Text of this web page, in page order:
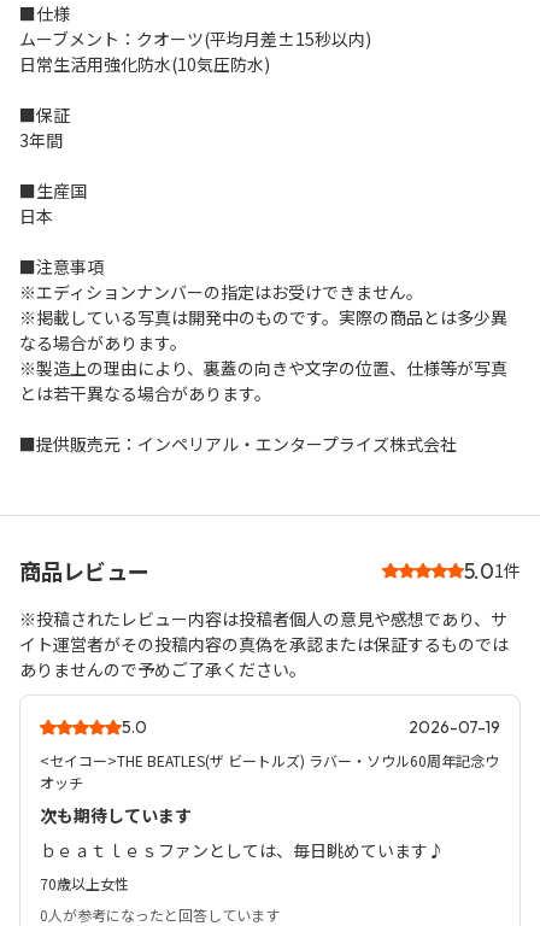
■仕様
ムーブメント：クオーツ(平均月差±15秒以内)
日常生活用強化防水(10気圧防水)
■保証
3年間
■生産国
日本
■注意事項
※エディションナンバーの指定はお受けできません。
※掲載している写真は開発中のものです。実際の商品とは多少異
なる場合があります。
※製造上の理由により、裏蓋の向きや文字の位置、仕様等が写真
とは若干異なる場合があります。
■提供販売元：インペリアル・エンタープライズ株式会社
商品レビュー 5.01件
※投稿されたレビュー内容は投稿者個人の意見や感想であり、サ
イト運営者がその投稿内容の真偽を承認または保証するものでは
ありませんので予めご了承ください。
5.0 2026-07-19
<セイコー>THE BEATLES(ザ ビートルズ) ラバー・ソウル60周年記念ウ
オッチ
次も期待しています
ｂｅａｔｌｅｓファンとしては、毎日眺めています♪
70歳以上女性
0人が参考になったと回答しています